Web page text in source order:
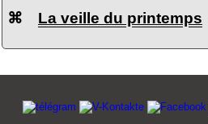
⌘ La veille du printemps